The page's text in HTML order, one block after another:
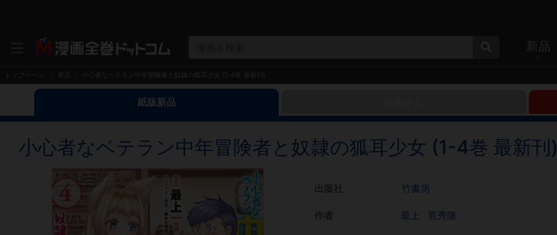
新品
トップページ 小心者なベテラン中年冒険者と奴隷の狐耳少女 (1-4巻 最新刊)
紙版新品
小心者なベテラン中年冒険者と奴隷の狐耳少女 (1-4巻 最新刊)
竹書房
最上 筧秀隆